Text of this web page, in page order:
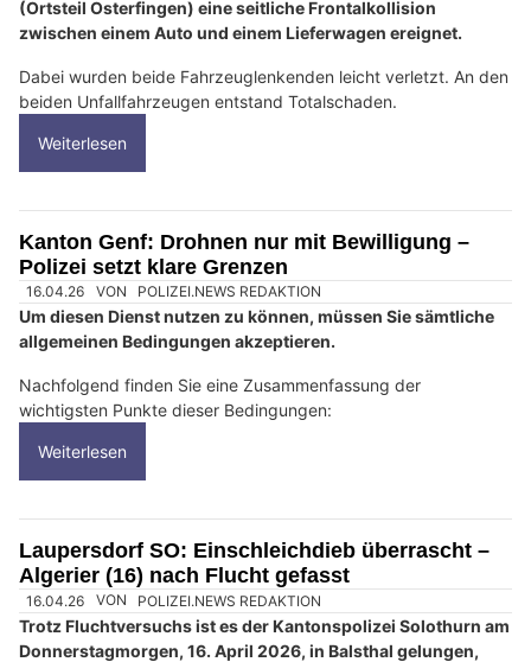
(Ortsteil Osterfingen) eine seitliche Frontalkollision
zwischen einem Auto und einem Lieferwagen ereignet.
Dabei wurden beide Fahrzeuglenkenden leicht verletzt. An den
beiden Unfallfahrzeugen entstand Totalschaden.
Weiterlesen
Kanton Genf: Drohnen nur mit Bewilligung –
Polizei setzt klare Grenzen
16.04.26 VON POLIZEI.NEWS REDAKTION
Um diesen Dienst nutzen zu können, müssen Sie sämtliche
allgemeinen Bedingungen akzeptieren.
Nachfolgend finden Sie eine Zusammenfassung der
wichtigsten Punkte dieser Bedingungen:
Weiterlesen
Laupersdorf SO: Einschleichdieb überrascht –
Algerier (16) nach Flucht gefasst
16.04.26 VON POLIZEI.NEWS REDAKTION
Trotz Fluchtversuchs ist es der Kantonspolizei Solothurn am
Donnerstagmorgen, 16. April 2026, in Balsthal gelungen,